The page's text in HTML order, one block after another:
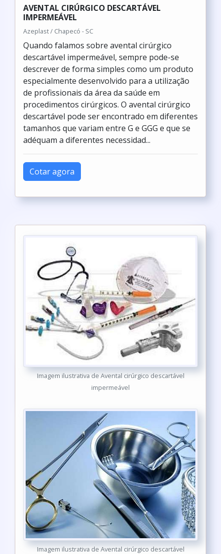
AVENTAL CIRÚRGICO DESCARTÁVEL
IMPERMEÁVEL
Azeplast / Chapecó - SC
Quando falamos sobre avental cirúrgico
descartável impermeável, sempre pode-se
descrever de forma simples como um produto
especialmente desenvolvido para a utilização
de profissionais da área da saúde em
procedimentos cirúrgicos. O avental cirúrgico
descartável pode ser encontrado em diferentes
tamanhos que variam entre G e GGG e que se
adéquam a diferentes necessidad...
Cotar agora
Imagem ilustrativa de Avental cirúrgico descartável
impermeável
Imagem ilustrativa de Avental cirúrgico descartável